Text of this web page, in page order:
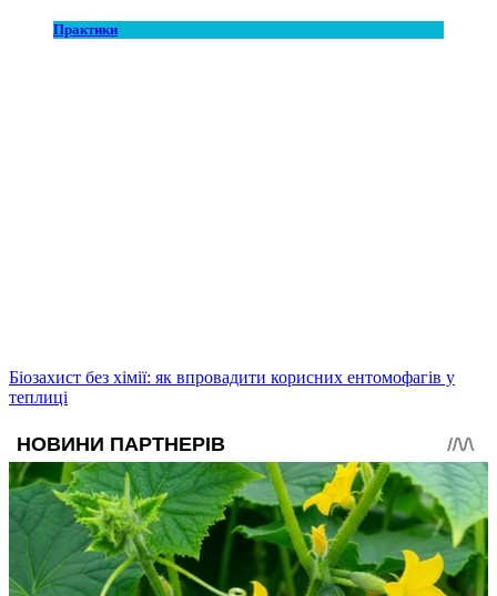
Практики
Біозахист без хімії: як впровадити корисних ентомофагів у
теплиці